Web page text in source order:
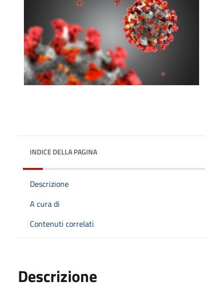
INDICE DELLA PAGINA
Descrizione
A cura di
Contenuti correlati
Descrizione